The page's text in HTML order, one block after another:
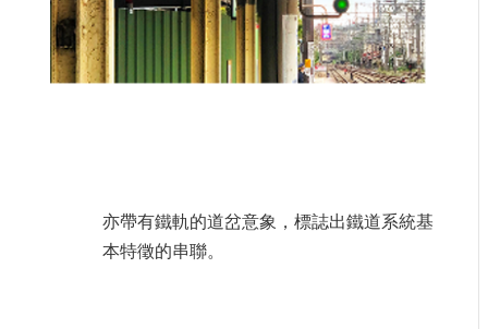
亦帶有鐵軌的道岔意象，標誌出鐵道系統基
本特徵的串聯。